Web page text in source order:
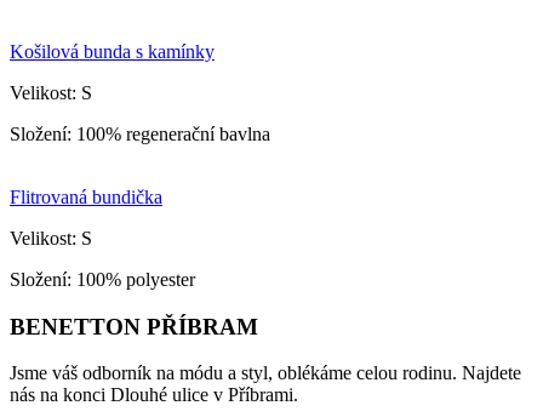
Košilová bunda s kamínky
Velikost: S
Složení: 100% regenerační bavlna
Flitrovaná bundička
Velikost: S
Složení: 100% polyester
BENETTON PŘÍBRAM
Jsme váš odborník na módu a styl, oblékáme celou rodinu. Najdete
nás na konci Dlouhé ulice v Příbrami.